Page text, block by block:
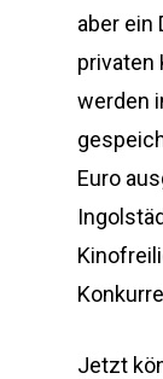
aber ein
privaten
werden
Euro
Jetzt